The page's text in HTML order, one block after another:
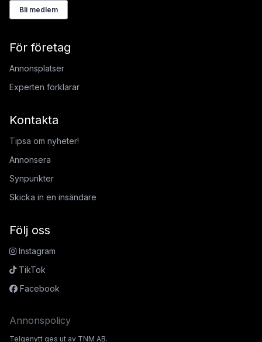
Bli medlem
För företag
Annonsplatser
Experten förklarar
Kontakta
Tipsa om nyheter!
Annonsera
Synpunkter
Skicka in en insändare
Följ oss
Instagram
TikTok
Facebook
Annonspolicy
Telgenytt ges ut av TNM AB.